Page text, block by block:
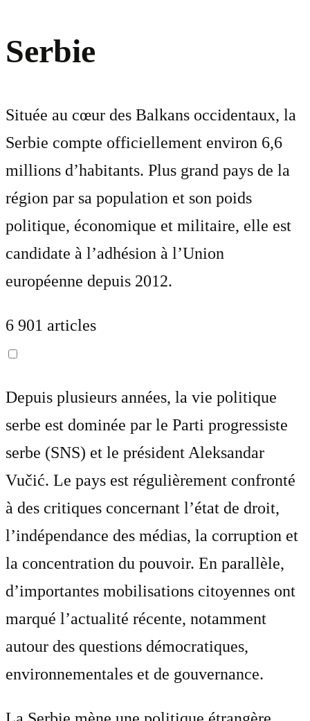
Serbie
Située au cœur des Balkans occidentaux, la
Serbie compte officiellement environ 6,6
millions d’habitants. Plus grand pays de la
région par sa population et son poids
politique, économique et militaire, elle est
candidate à l’adhésion à l’Union
européenne depuis 2012.
6 901 articles
Depuis plusieurs années, la vie politique
serbe est dominée par le Parti progressiste
serbe (SNS) et le président Aleksandar
Vučić. Le pays est régulièrement confronté
à des critiques concernant l’état de droit,
l’indépendance des médias, la corruption et
la concentration du pouvoir. En parallèle,
d’importantes mobilisations citoyennes ont
marqué l’actualité récente, notamment
autour des questions démocratiques,
environnementales et de gouvernance.